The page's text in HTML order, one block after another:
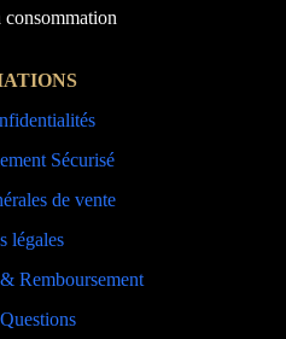
Sécurisé
de vente
légales
Remboursement